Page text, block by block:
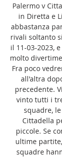
Palermo v
in Diretta e
abbastanza
rivali soltanto
il 11-03-2023,
molto
Fra poco
all'altra
precedente.
vinto tutti i
squadre,
Cittadella
piccole. Se
ultime
squadre